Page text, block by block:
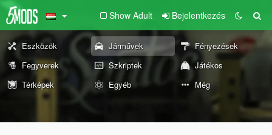
Show Adult Bejelentkezés
Eszközök Járművek
Fényezések
Fegyverek
Szkriptek
Játékos
Térképek
Egyéb Még